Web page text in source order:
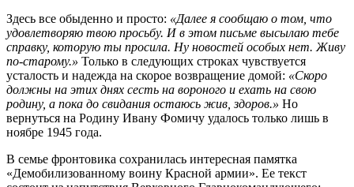
Здесь все обыденно и просто: «Далее я сообщаю о том, что
удовлетворяю твою просьбу. И в этом письме высылаю тебе
справку, которую ты просила. Ну новостей особых нет. Живу
по-старому.» Только в следующих строках чувствуется
усталость и надежда на скорое возвращение домой: «Скоро
должны на этих днях сесть на вороного и ехать на свою
родину, а пока до свидания остаюсь жив, здоров.» Но
вернуться на Родину Ивану Фомичу удалось только лишь в
ноябре 1945 года.
В семье фронтовика сохранилась интересная памятка
«Демобилизованному воину Красной армии». Ее текст